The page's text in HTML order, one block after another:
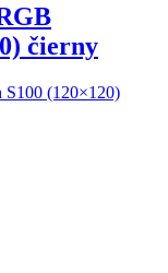
čierny
(120×120)